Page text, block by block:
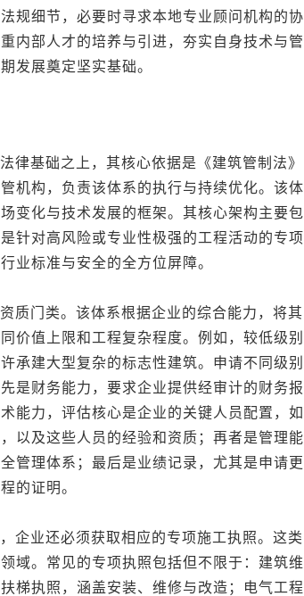
规细节，必要时寻求本地专业顾问机构的协
内部人才的培养与引进，夯实自身技术与管
发展奠定坚实基础。
基础之上，其核心依据是《建筑管制法》
机构，负责该体系的执行与持续优化。该体
变化与技术发展的框架。其核心架构主要包
针对高风险或专业性极强的工程活动的专项
业标准与安全的全方位屏障。
门类。该体系根据企业的综合能力，将其
价值上限和工程复杂程度。例如，较低级别
承建大型复杂的标志性建筑。申请不同级别
是财务能力，要求企业提供经审计的财务报
能力，评估核心是企业的关键人员配置，如
以及这些人员的经验和资质；再者是管理能
管理体系；最后是业绩记录，尤其是申请更
的证明。
业还必须获取相应的专项施工执照。这类
域。常见的专项执照包括但不限于：建筑维
梯执照，涵盖安装、维修与改造；电气工程